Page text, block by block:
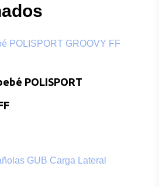
POLISPORT